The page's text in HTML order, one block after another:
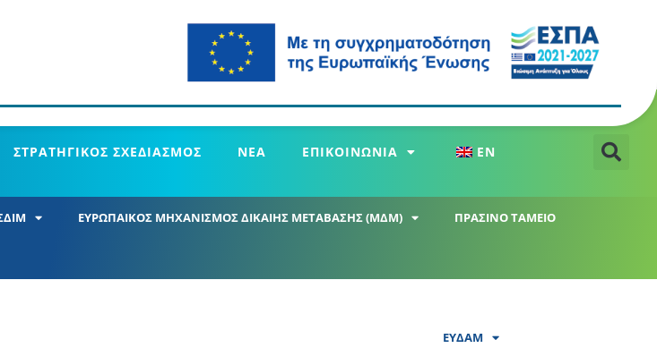
ΣΤΡΑΤΗΓΙΚΟΣ ΣΧΕΔΙΑΣΜΟΣ ΝΕΑ ΕΠΙΚΟΙΝΩΝΙΑ EN
ΕΥΡΩΠΑΙΚΟΣ ΜΗΧΑΝΙΣΜΟΣ ΔΙΚΑΙΗΣ ΜΕΤΑΒΑΣΗΣ (ΜΔΜ) ΠΡΑΣΙΝΟ ΤΑΜΕΙΟ
ΕΥΔΑΜ